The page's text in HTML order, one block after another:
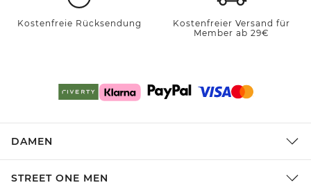
Kostenfreie Rücksendung
Kostenfreier Versand für
Member ab 29€
DAMEN
STREET ONE MEN